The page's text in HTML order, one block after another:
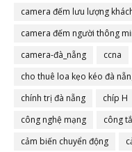
camera đếm lưu lượng
camera đếm người thông
camera-đà_nẵng
ccna
cho thuê loa kẹo kéo đà
chính trị đà nẵng
chíp H
công nghệ mạng
công
cảm biến chuyển động